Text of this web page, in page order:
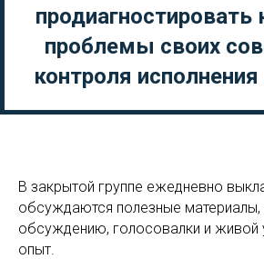
проблемы своих
контроля исполнения
В закрытой группе ежедневно
обсуждаются полезные
обсуждению, голосовалки и живой
опыт.